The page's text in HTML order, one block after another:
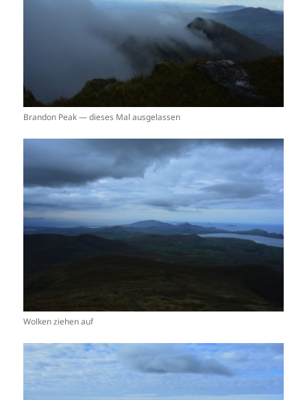
Brandon Peak — dieses Mal ausgelassen
Wolken ziehen auf